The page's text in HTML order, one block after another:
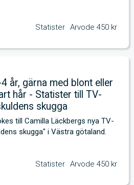
Statister Arvode 450 kr
år, gärna med blont eller
hår - Statister till TV-
skugga
till Camilla Läckbergs nya TV-
skugga" i Västra götaland.
Statister Arvode 450 kr